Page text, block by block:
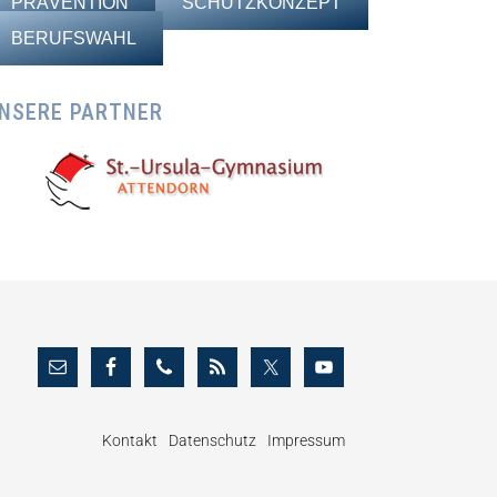
BERUFSWAHL
PARTNER
Kontakt Datenschutz Impressum